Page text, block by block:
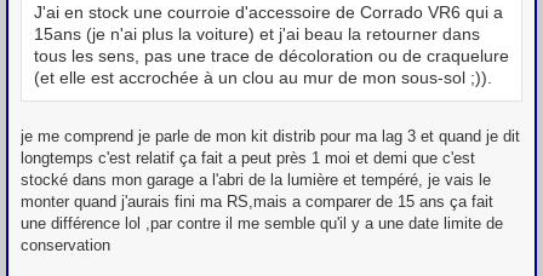
J'ai en stock une courroie d'accessoire de Corrado VR6 qui a
15ans (je n'ai plus la voiture) et j'ai beau la retourner dans
tous les sens, pas une trace de décoloration ou de craquelure
(et elle est accrochée à un clou au mur de mon sous-sol ;)).
je me comprend je parle de mon kit distrib pour ma lag 3 et quand je dit
longtemps c'est relatif ça fait a peut près 1 moi et demi que c'est
stocké dans mon garage a l'abri de la lumière et tempéré, je vais le
monter quand j'aurais fini ma RS,mais a comparer de 15 ans ça fait
une différence lol ,par contre il me semble qu'il y a une date limite de
conservation